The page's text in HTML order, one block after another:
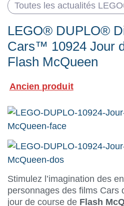
Toutes les actualités
LEGO® DUPLO®
Cars™ 10924 Jour
Flash McQueen
Ancien produit
Stimulez l’imagination des
personnages des films Cars
jour de course de Flash